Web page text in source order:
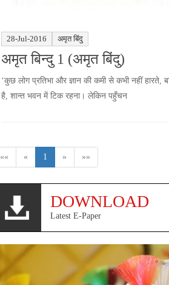
28-Jul-2016 अमृत बिंदु
अमृत बिन्दु 1 (अमृत बिंदु)
‘कुछ लोग प्रतिभा और ज्ञान की कमी से कभी नहीं हारते,
है, शान्त भवन में टिक रहना। लेकिन पहुँचन
«« « 1 » »»
DOWNLOAD
Latest E-Paper